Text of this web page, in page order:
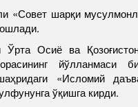
«Совет шарқи
Ўрта Осиё ва
йўлланмаси
«Исломий
ўқишга кирди.